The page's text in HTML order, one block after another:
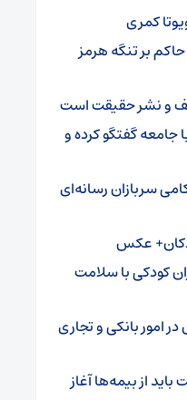
بر تنگه هرمز
و نشر حقیقت است
جامعه گفتگو کرده و
سربازان رسانه‌ای
عکس
کودکی با سلامت
امور بانکی و تجاری
از بیمه‌ها آغاز